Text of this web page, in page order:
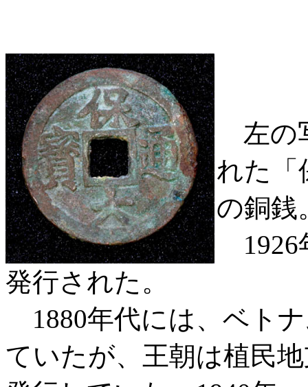
左の
れた「
の銅銭
1926
発行された。
1880年代には、ベト
ていたが、王朝は植民